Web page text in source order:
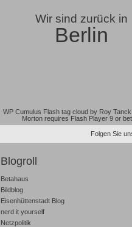
Wir sind zurück in
Berlin
WP Cumulus Flash tag cloud by Roy Tanck
Morton requires Flash Player 9 or
Folgen Sie
Blogroll
Betahaus
Bildblog
Eisenhüttenstadt Blog
nerd it yourself
Netzpolitik